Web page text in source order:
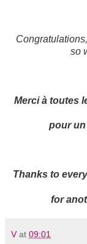
so
Merci à toutes
pour un
Thanks to
for
V at 09:01